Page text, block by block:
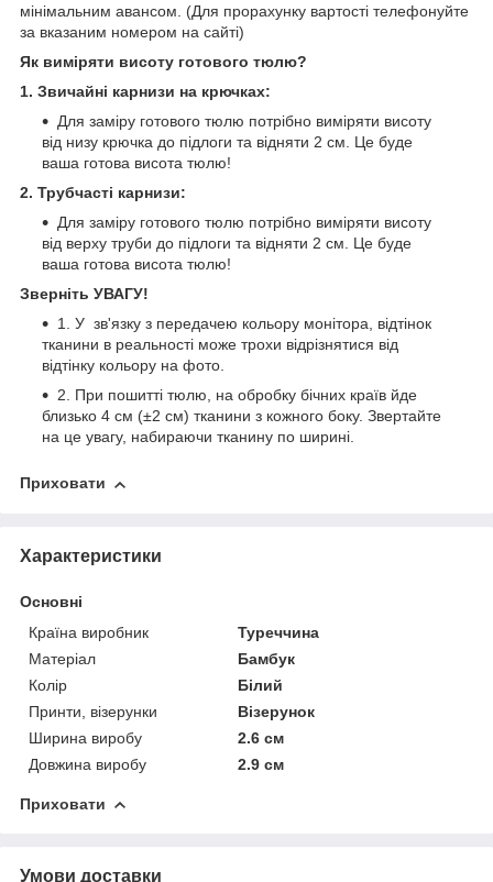
мінімальним авансом. (Для прорахунку вартості телефонуйте
за вказаним номером на сайті)
Як виміряти висоту готового тюлю?
1. Звичайні карнизи на крючках:
Для заміру готового тюлю потрібно виміряти висоту
від низу крючка до підлоги та відняти 2 см. Це буде
ваша готова висота тюлю!
2. Трубчасті карнизи:
Для заміру готового тюлю потрібно виміряти висоту
від верху труби до підлоги та відняти 2 см. Це буде
ваша готова висота тюлю!
Зверніть УВАГУ!
1. У зв'язку з передачею кольору монітора, відтінок
тканини в реальності може трохи відрізнятися від
відтінку кольору на фото.
2. При пошитті тюлю, на обробку бічних країв йде
близько 4 см (±2 см) тканини з кожного боку. Звертайте
на це увагу, набираючи тканину по ширині.
Приховати
Характеристики
Основні
Країна виробник
Туреччина
Матеріал
Бамбук
Колір
Білий
Принти, візерунки
Візерунок
Ширина виробу
2.6 см
Довжина виробу
2.9 см
Приховати
Умови доставки